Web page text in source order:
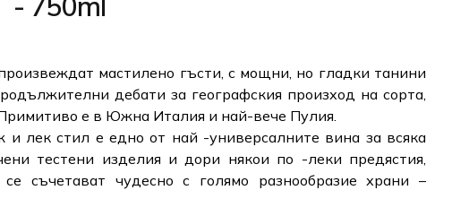
мастилено гъсти, с мощни, но гладки танини
дебати за географския произход на сорта,
е в Южна Италия и най-вече Пулия.
и лек стил е едно от най -универсалните вина за всяка
тестени изделия и дори някои по -леки предястия,
съчетават чудесно с голямо разнообразие храни –